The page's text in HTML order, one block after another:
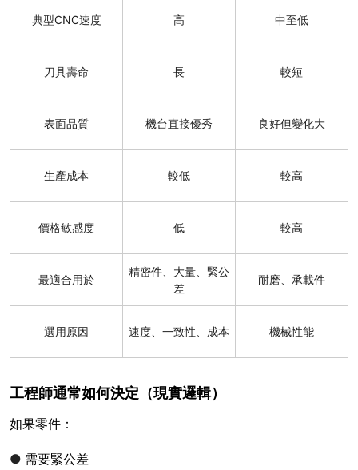
典型CNC速度 高 中至低
刀具壽命 長 較短
表面品質 機台直接優秀 良好但變化大
生產成本 較低 較高
價格敏感度 低 較高
最適合用於
精密件、大量、緊公
差
耐磨、承載件
選用原因 速度、一致性、成本 機械性能
工程師通常如何決定（現實邏輯）
如果零件：
● 需要緊公差